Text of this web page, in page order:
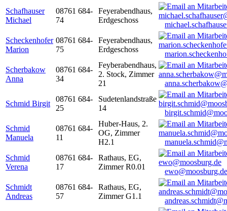
Schafhauser
Michael
08761 684-
74
Feyerabendhaus,
Erdgeschoss
Scheckenhofer
Marion
08761 684-
75
Feyerabendhaus,
Erdgeschoss
Scherbakow
Anna
08761 684-
34
Feyberabendhaus,
2. Stock, Zimmer
21
Schmid Birgit
08761 684-
25
Sudetenlandstraße
14
Schmid
Manuela
08761 684-
11
Huber-Haus, 2.
OG, Zimmer
H2.1
Schmid
Verena
08761 684-
17
Rathaus, EG,
Zimmer R0.01
ewo@moosburg.de
Schmidt
Andreas
08761 684-
57
Rathaus, EG,
Zimmer G1.1